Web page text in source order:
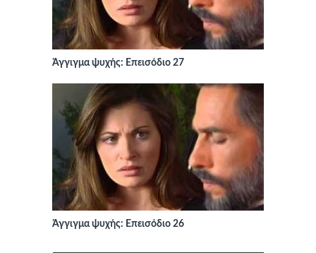
Άγγιγμα ψυχής: Επεισόδιο 27
Άγγιγμα ψυχής: Επεισόδιο 26